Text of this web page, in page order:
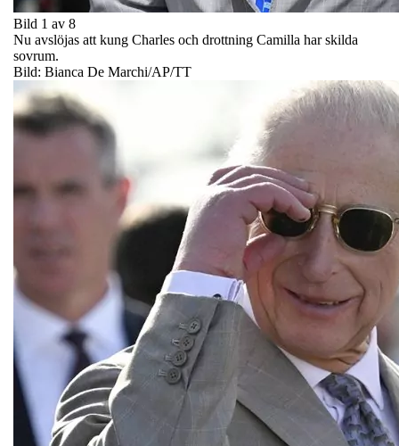
Bild 1 av 8
Nu avslöjas att kung Charles och drottning Camilla har skilda
sovrum.
Bild: Bianca De Marchi/AP/TT